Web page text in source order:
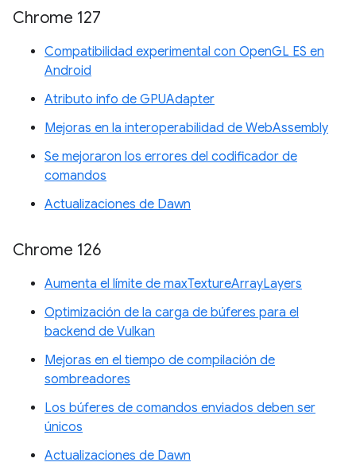
Chrome 127
Compatibilidad experimental con OpenGL ES en
Android
Atributo info de GPUAdapter
Mejoras en la interoperabilidad de WebAssembly
Se mejoraron los errores del codificador de
comandos
Actualizaciones de Dawn
Chrome 126
Aumenta el límite de maxTextureArrayLayers
Optimización de la carga de búferes para el
backend de Vulkan
Mejoras en el tiempo de compilación de
sombreadores
Los búferes de comandos enviados deben ser
únicos
Actualizaciones de Dawn